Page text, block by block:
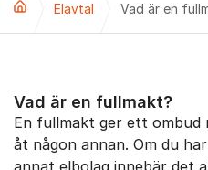
Elavtal Vad är en
Vad är en fullmakt?
En fullmakt ger ett
åt någon annan. Om du